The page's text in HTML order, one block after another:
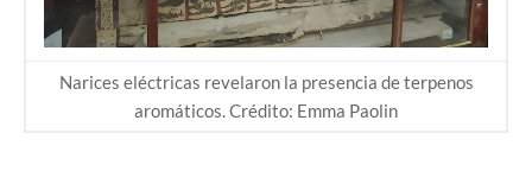
Narices eléctricas revelaron la presencia de terpenos
aromáticos. Crédito: Emma Paolin